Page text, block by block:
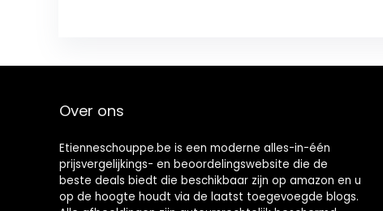
Over ons
Etienneschouppe.be is een moderne alles-in-één
prijsvergelijkings- en beoordelingswebsite die de
beste deals biedt die beschikbaar zijn op amazon en u
op de hoogte houdt via de laatst toegevoegde blogs.